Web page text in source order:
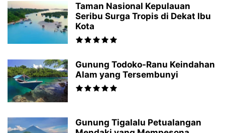
Taman Nasional Kepulauan
Seribu Surga Tropis di Dekat Ibu
Kota
Gunung Todoko-Ranu Keindahan
Alam yang Tersembunyi
Gunung Tigalalu Petualangan